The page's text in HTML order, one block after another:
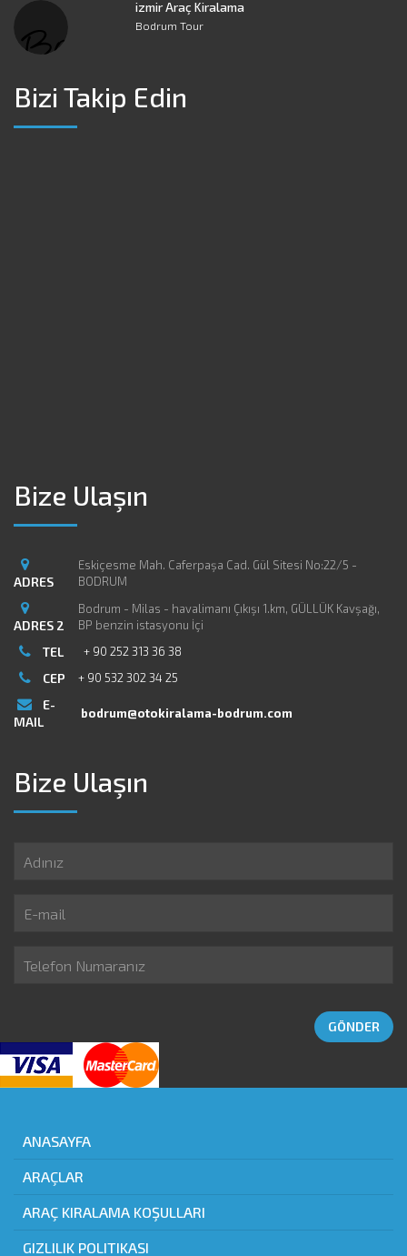
izmir Araç Kiralama
Bodrum Tour
Bizi Takip Edin
Bize Ulaşın
ADRES
Eskiçesme Mah. Caferpaşa Cad. Gül Sitesi No:22/5 -
BODRUM
ADRES 2
Bodrum - Milas - havalimanı Çıkışı 1.km, GÜLLÜK Kavşağı,
BP benzin istasyonu İçi
TEL + 90 252 313 36 38
CEP + 90 532 302 34 25
E-
MAIL
bodrum@otokiralama-bodrum.com
Bize Ulaşın
ANASAYFA
ARAÇLAR
ARAÇ KIRALAMA KOŞULLARI
GIZLILIK POLITIKASI